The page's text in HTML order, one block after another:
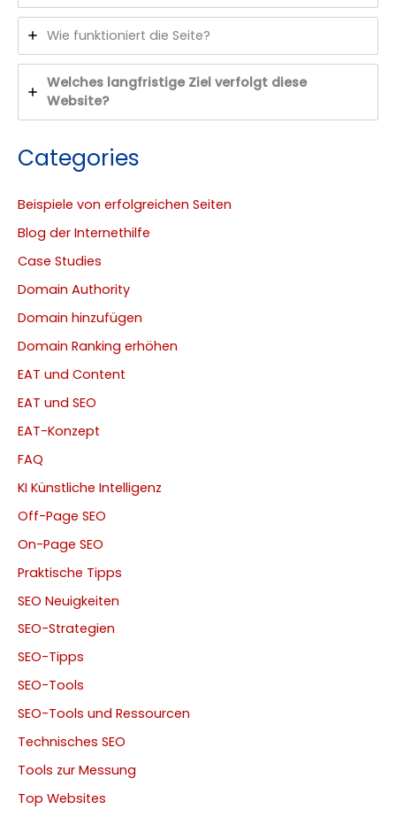
Wie funktioniert die Seite?
Welches langfristige Ziel verfolgt diese
Website?
Categories
Beispiele von erfolgreichen Seiten
Blog der Internethilfe
Case Studies
Domain Authority
Domain hinzufügen
Domain Ranking erhöhen
EAT und Content
EAT und SEO
EAT-Konzept
FAQ
KI Künstliche Intelligenz
Off-Page SEO
On-Page SEO
Praktische Tipps
SEO Neuigkeiten
SEO-Strategien
SEO-Tipps
SEO-Tools
SEO-Tools und Ressourcen
Technisches SEO
Tools zur Messung
Top Websites